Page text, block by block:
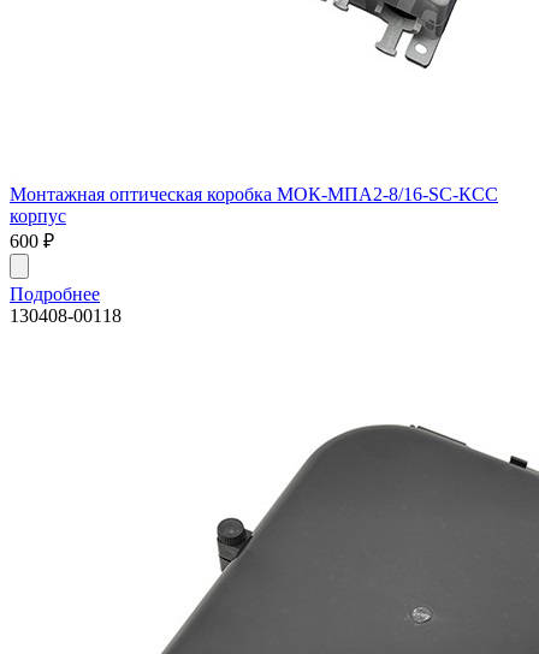
Монтажная оптическая коробка МОК-МПА2-8/16-SC-КСС
корпус
600 ₽
Подробнее
130408-00118